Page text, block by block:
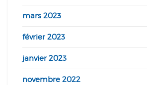
mars 2023
février 2023
janvier 2023
novembre 2022